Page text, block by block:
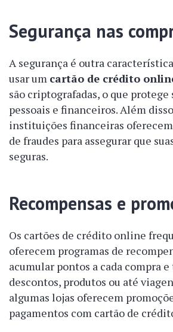
Segurança nas
A segurança é outra
usar um cartão de crédito
são criptografadas, o que protege
pessoais e financeiros. Além
instituições financeiras
de fraudes para assegurar que
seguras.
Recompensas e
Os cartões de crédito online
oferecem programas de
acumular pontos a cada compra
descontos, produtos ou até
algumas lojas oferecem
pagamentos com cartão de